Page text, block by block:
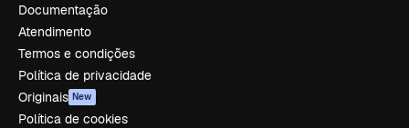
Documentação
Atendimento
Termos e condições
Política de privacidade
Originais New
Política de cookies